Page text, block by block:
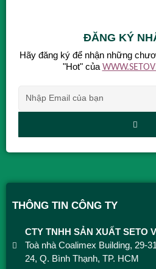
ĐĂNG KÝ
Hãy đăng ký để nhận những
"Hot" của
THÔNG TIN CÔNG TY
CTY TNHH SẢN XUẤT SETO
Toà nhà Coalimex Building, 29-
24, Q. Bình Thạnh, TP. HCM